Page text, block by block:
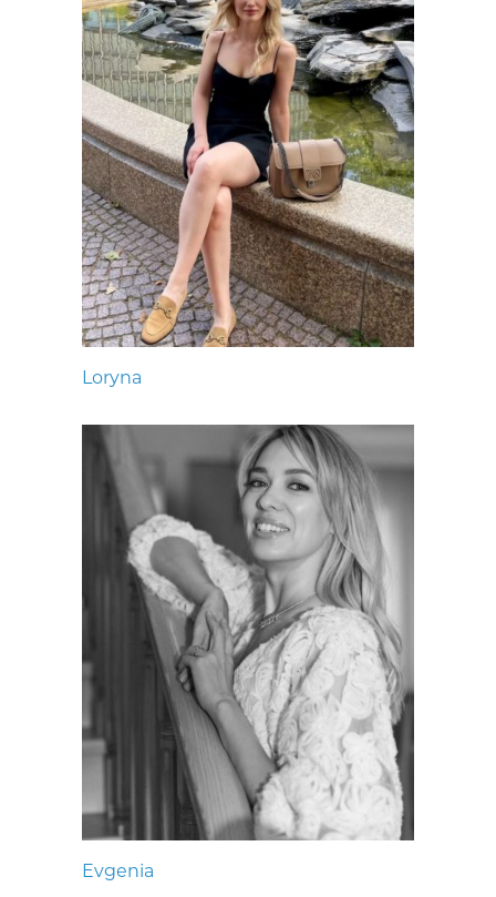
Loryna
Evgenia